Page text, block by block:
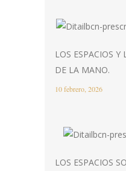
LOS ESPACIOS Y
DE LA MANO.
10 febrero, 2026
LOS ESPACIOS